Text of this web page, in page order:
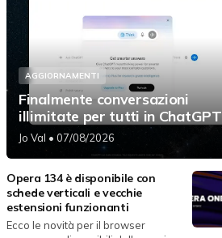
AGGIORNAMENTI
Finalmente conversazioni
illimitate per tutti in ChatGPT
Jo Val • 07/08/2026
Opera 134 è disponibile con
schede verticali e vecchie
estensioni funzionanti
Ecco le novità per il browser